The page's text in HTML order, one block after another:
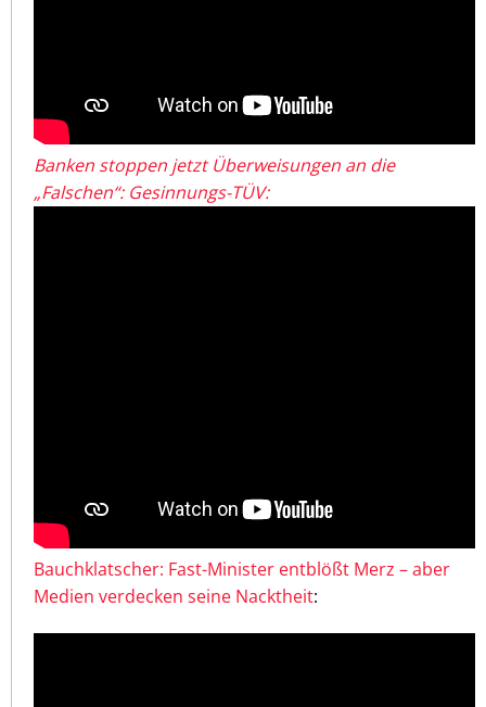
Banken stoppen jetzt Überweisungen an die
„Falschen“: Gesinnungs-TÜV:
Bauchklatscher: Fast-Minister entblößt Merz – aber
Medien verdecken seine Nacktheit: